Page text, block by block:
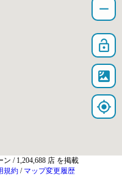
remove
lock_open
satellite
my_location
ン / 1,204,688 店 を掲載
規約 / マップ変更履歴